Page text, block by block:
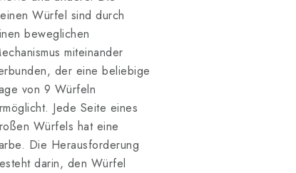
Würfel sind durch
beweglichen
miteinander
der eine beliebige
von 9 Würfeln
Jede Seite eines
Würfels hat eine
Die Herausforderung
darin, den Würfel